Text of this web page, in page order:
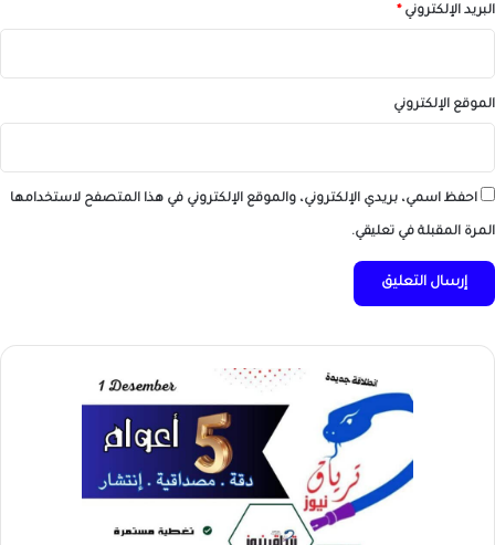
البريد الإلكتروني*
الموقع الإلكتروني
احفظ اسمي، بريدي الإلكتروني، والموقع الإلكتروني في هذا المتصفح لاستخدامها
المرة المقبلة في تعليقي.